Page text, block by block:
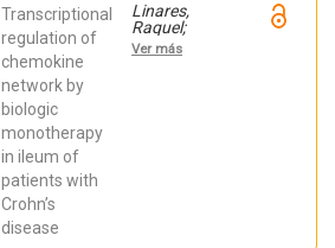
Transcriptional
regulation of
chemokine
network by
biologic
monotherapy
in ileum of
patients with
Crohn’s
disease
Linares,
Raquel;
Gutiérrez,
Ana;
Ver más